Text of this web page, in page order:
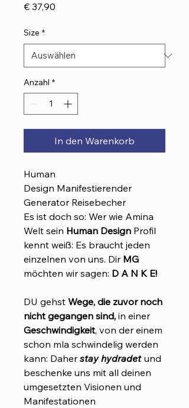
€ 37,90
Size *
Anzahl *
In den Warenkorb
Human
Design Manifestierender
Generator Reisebecher
Es ist doch so: Wer wie Amina
Welt sein Human Design Profil
kennt weiß: Es braucht jeden
einzelnen von uns. Dir MG
möchten wir sagen: D A N K E!
DU gehst Wege, die zuvor noch
nicht gegangen sind, in einer
Geschwindigkeit, von der einem
schon mla schwindelig werden
kann: Daherstay hydradet und
beschenke uns mit all deinen
umgesetzten Visionen und
Manifestationen